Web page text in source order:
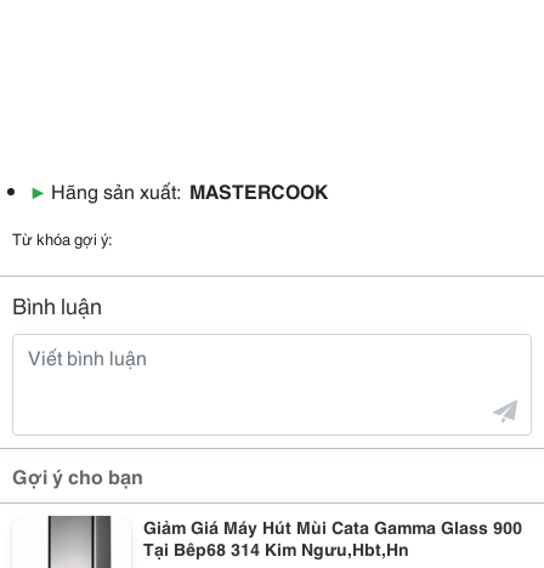
▶ Hãng sản xuất: MASTERCOOK
Từ khóa gợi ý:
Bình luận
Gợi ý cho bạn
Giảm Giá Máy Hút Mùi Cata Gamma Glass 900
Tại Bêp68 314 Kim Ngưu,Hbt,Hn